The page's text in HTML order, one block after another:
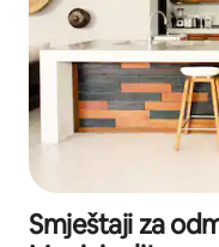
Smještaji za